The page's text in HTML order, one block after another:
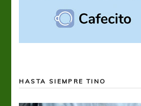
HASTA SIEMPRE TINO